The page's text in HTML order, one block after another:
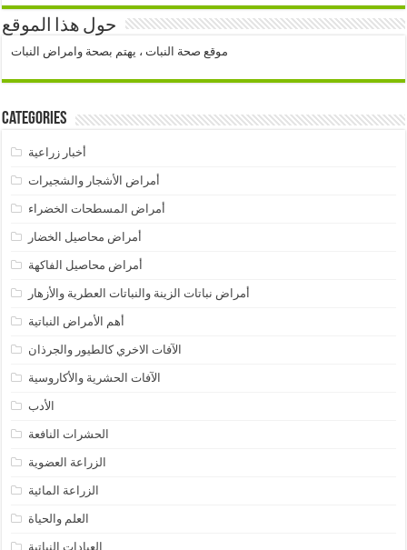
حول هذا الموقع
موقع صحة النبات ، يهتم بصحة وامراض النبات
Categories
أخبار زراعية
أمراض الأشجار والشجيرات
أمراض المسطحات الخضراء
أمراض محاصيل الخضار
أمراض محاصيل الفاكهة
أمراض نباتات الزينة والنباتات العطرية والأزهار
أهم الأمراض النباتية
الآفات الاخري كالطيور والجرذان
الآفات الحشرية والأكاروسية
الأدب
الحشرات النافعة
الزراعة العضوية
الزراعة المائية
العلم والحياة
العيادات النباتية